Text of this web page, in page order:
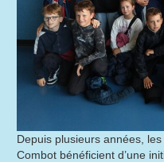
Depuis plusieurs années,
Combot bénéficient d’une